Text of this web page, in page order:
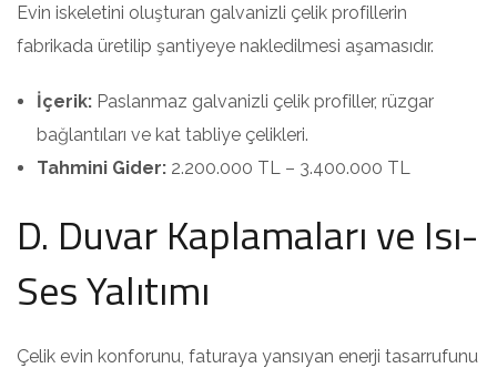
Evin iskeletini oluşturan galvanizli çelik profillerin
fabrikada üretilip şantiyeye nakledilmesi aşamasıdır.
İçerik: Paslanmaz galvanizli çelik profiller, rüzgar
bağlantıları ve kat tabliye çelikleri.
Tahmini Gider: 2.200.000 TL – 3.400.000 TL
D. Duvar Kaplamaları ve Isı-
Ses Yalıtımı
Çelik evin konforunu, faturaya yansıyan enerji tasarrufunu